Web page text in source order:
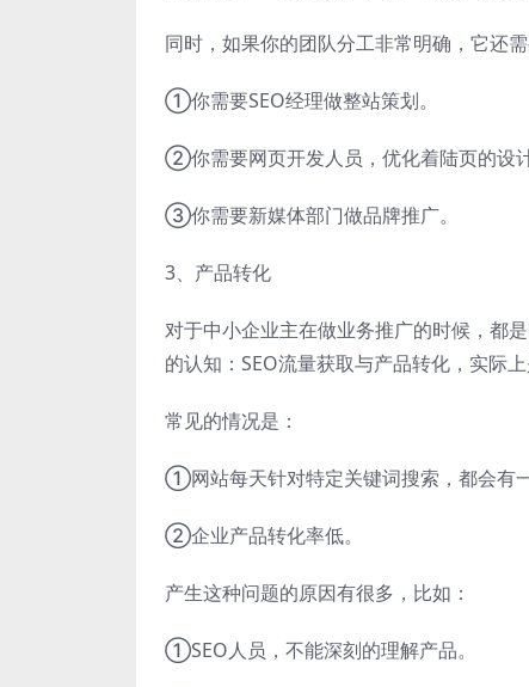
同时，如果你的团队分工非常明确，它还
①你需要SEO经理做整站策划。
②你需要网页开发人员，优化着陆页的设
③你需要新媒体部门做品牌推广。
3、产品转化
对于中小企业主在做业务推广的时候，都
的认知：SEO流量获取与产品转化，实际上
常见的情况是：
①网站每天针对特定关键词搜索，都会有
②企业产品转化率低。
产生这种问题的原因有很多，比如：
①SEO人员，不能深刻的理解产品。